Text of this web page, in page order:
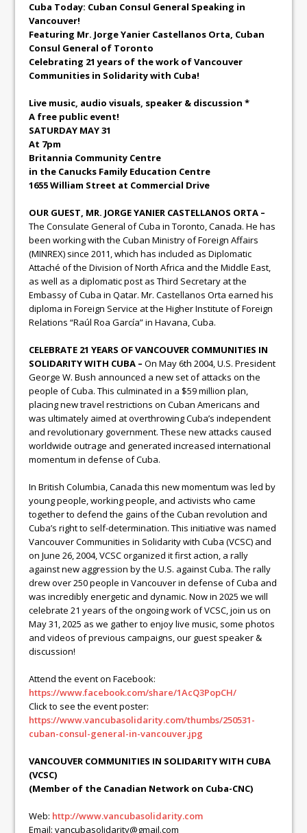
Cuba Today: Cuban Consul General Speaking in
Vancouver!
Featuring Mr. Jorge Yanier Castellanos Orta, Cuban
Consul General of Toronto
Celebrating 21 years of the work of Vancouver
Communities in Solidarity with Cuba!
Live music, audio visuals, speaker & discussion *
A free public event!
SATURDAY MAY 31
At 7pm
Britannia Community Centre
in the Canucks Family Education Centre
1655 William Street at Commercial Drive
OUR GUEST, MR. JORGE YANIER CASTELLANOS ORTA –
The Consulate General of Cuba in Toronto, Canada. He has
been working with the Cuban Ministry of Foreign Affairs
(MINREX) since 2011, which has included as Diplomatic
Attaché of the Division of North Africa and the Middle East,
as well as a diplomatic post as Third Secretary at the
Embassy of Cuba in Qatar. Mr. Castellanos Orta earned his
diploma in Foreign Service at the Higher Institute of Foreign
Relations “Raúl Roa García” in Havana, Cuba.
CELEBRATE 21 YEARS OF VANCOUVER COMMUNITIES IN
SOLIDARITY WITH CUBA – On May 6th 2004, U.S. President
George W. Bush announced a new set of attacks on the
people of Cuba. This culminated in a $59 million plan,
placing new travel restrictions on Cuban Americans and
was ultimately aimed at overthrowing Cuba’s independent
and revolutionary government. These new attacks caused
worldwide outrage and generated increased international
momentum in defense of Cuba.
In British Columbia, Canada this new momentum was led by
young people, working people, and activists who came
together to defend the gains of the Cuban revolution and
Cuba’s right to self-determination. This initiative was named
Vancouver Communities in Solidarity with Cuba (VCSC) and
on June 26, 2004, VCSC organized it first action, a rally
against new aggression by the U.S. against Cuba. The rally
drew over 250 people in Vancouver in defense of Cuba and
was incredibly energetic and dynamic. Now in 2025 we will
celebrate 21 years of the ongoing work of VCSC, join us on
May 31, 2025 as we gather to enjoy live music, some photos
and videos of previous campaigns, our guest speaker &
discussion!
Attend the event on Facebook:
https://www.facebook.com/share/1AcQ3PopCH/
Click to see the event poster:
https://www.vancubasolidarity.com/thumbs/250531-
cuban-consul-general-in-vancouver.jpg
VANCOUVER COMMUNITIES IN SOLIDARITY WITH CUBA
(VCSC)
(Member of the Canadian Network on Cuba-CNC)
Web: http://www.vancubasolidarity.com
Email: vancubasolidarity@gmail.com